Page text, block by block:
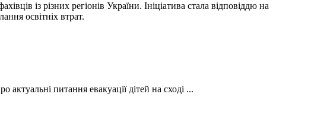
із різних регіонів України. Ініціатива стала відповіддю на
освітніх втрат.
питання евакуації дітей на сході ...